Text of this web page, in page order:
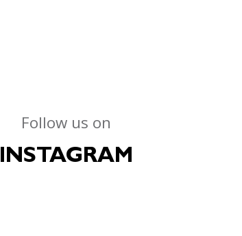
Follow us on
INSTAGRAM